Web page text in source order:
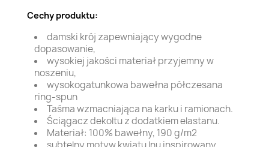
Cechy produktu:
damski krój zapewniający wygodne
dopasowanie,
wysokiej jakości materiał przyjemny w
noszeniu,
wysokogatunkowa bawełna półczesana
ring-spun
Taśma wzmacniająca na karku i ramionach.
Ściągacz dekoltu z dodatkiem elastanu.
Materiał: 100% bawełny, 190 g/m2